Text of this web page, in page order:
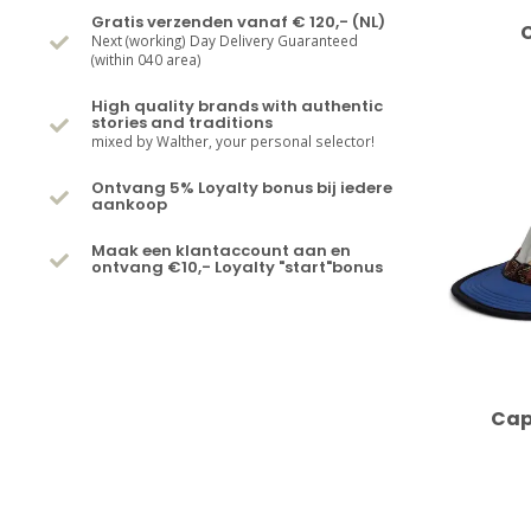
Gratis verzenden vanaf € 120,- (NL)
Next (working) Day Delivery Guaranteed
(within 040 area)
High quality brands with authentic
stories and traditions
mixed by Walther, your personal selector!
Ontvang 5% Loyalty bonus bij iedere
aankoop
Maak een klantaccount aan en
ontvang €10,- Loyalty "start"bonus